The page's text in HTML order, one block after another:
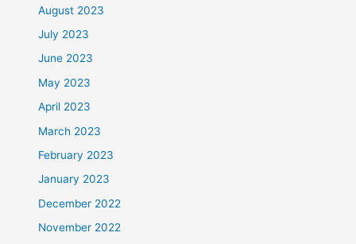
August 2023
July 2023
June 2023
May 2023
April 2023
March 2023
February 2023
January 2023
December 2022
November 2022